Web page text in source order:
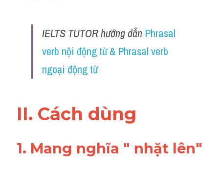
Writing
Reading
Vocabulary
IELTS TUTOR hướng dẫn Phrasal
verb nội động từ & Phrasal verb
ngoại động từ
II. Cách dùng
1. Mang nghĩa " nhặt lên"